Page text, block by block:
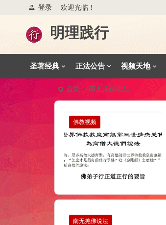
欢迎光临！
登录
明理践行
圣著经典 正法公告 视频天地
首页 南无羌佛说法
佛教视频
南无羌佛说法